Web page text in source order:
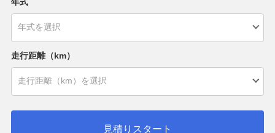
走行距離（km）
見積りスタート